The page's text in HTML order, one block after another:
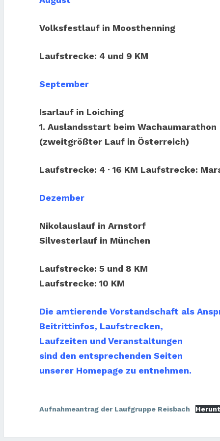
Volksfestlauf in Moosthenning
Laufstrecke: 4 und 9 KM
September
Isarlauf in Loiching
1. Auslandsstart beim Wachaumarathon
(zweitgrößter Lauf in Österreich)
Laufstrecke: 4 · 16 KM Laufstrecke:
Dezember
Nikolauslauf in Arnstorf
Silvesterlauf in München
Laufstrecke: 5 und 8 KM
Laufstrecke: 10 KM
Die amtierende Vorstandschaft als
Beitrittinfos, Laufstrecken,
Laufzeiten und Veranstaltungen
sind den entsprechenden Seiten
unserer Homepage zu entnehmen.
Aufnahmeantrag der Laufgruppe Reisbach